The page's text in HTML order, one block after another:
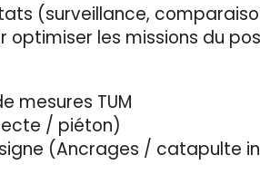
(surveillance,
optimiser les missions du
mesures TUM
/ piéton)
(Ancrages / catapulte